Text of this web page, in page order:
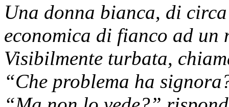
Una donna bianca, di
economica di fianco ad un
Visibilmente turbata,
“Che problema ha